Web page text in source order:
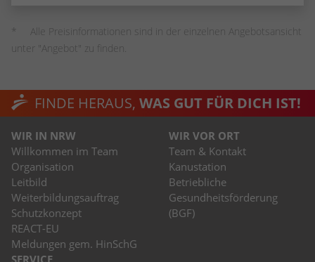
Alle Preisinformationen sind in der einzelnen Angebotsansicht
unter "Angebot" zu finden.
FINDE HERAUS, WAS GUT FÜR DICH IST!
WIR IN NRW
Willkommen im Team
Organisation
Leitbild
Weiterbildungsauftrag
Schutzkonzept
REACT-EU
Meldungen gem. HinSchG
WIR VOR ORT
Team & Kontakt
Kanustation
Betriebliche
Gesundheitsförderung
(BGF)
SERVICE